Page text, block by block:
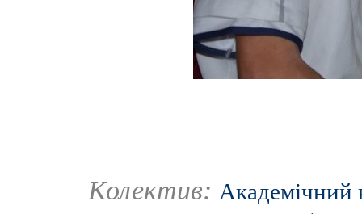
Колектив: Академічний